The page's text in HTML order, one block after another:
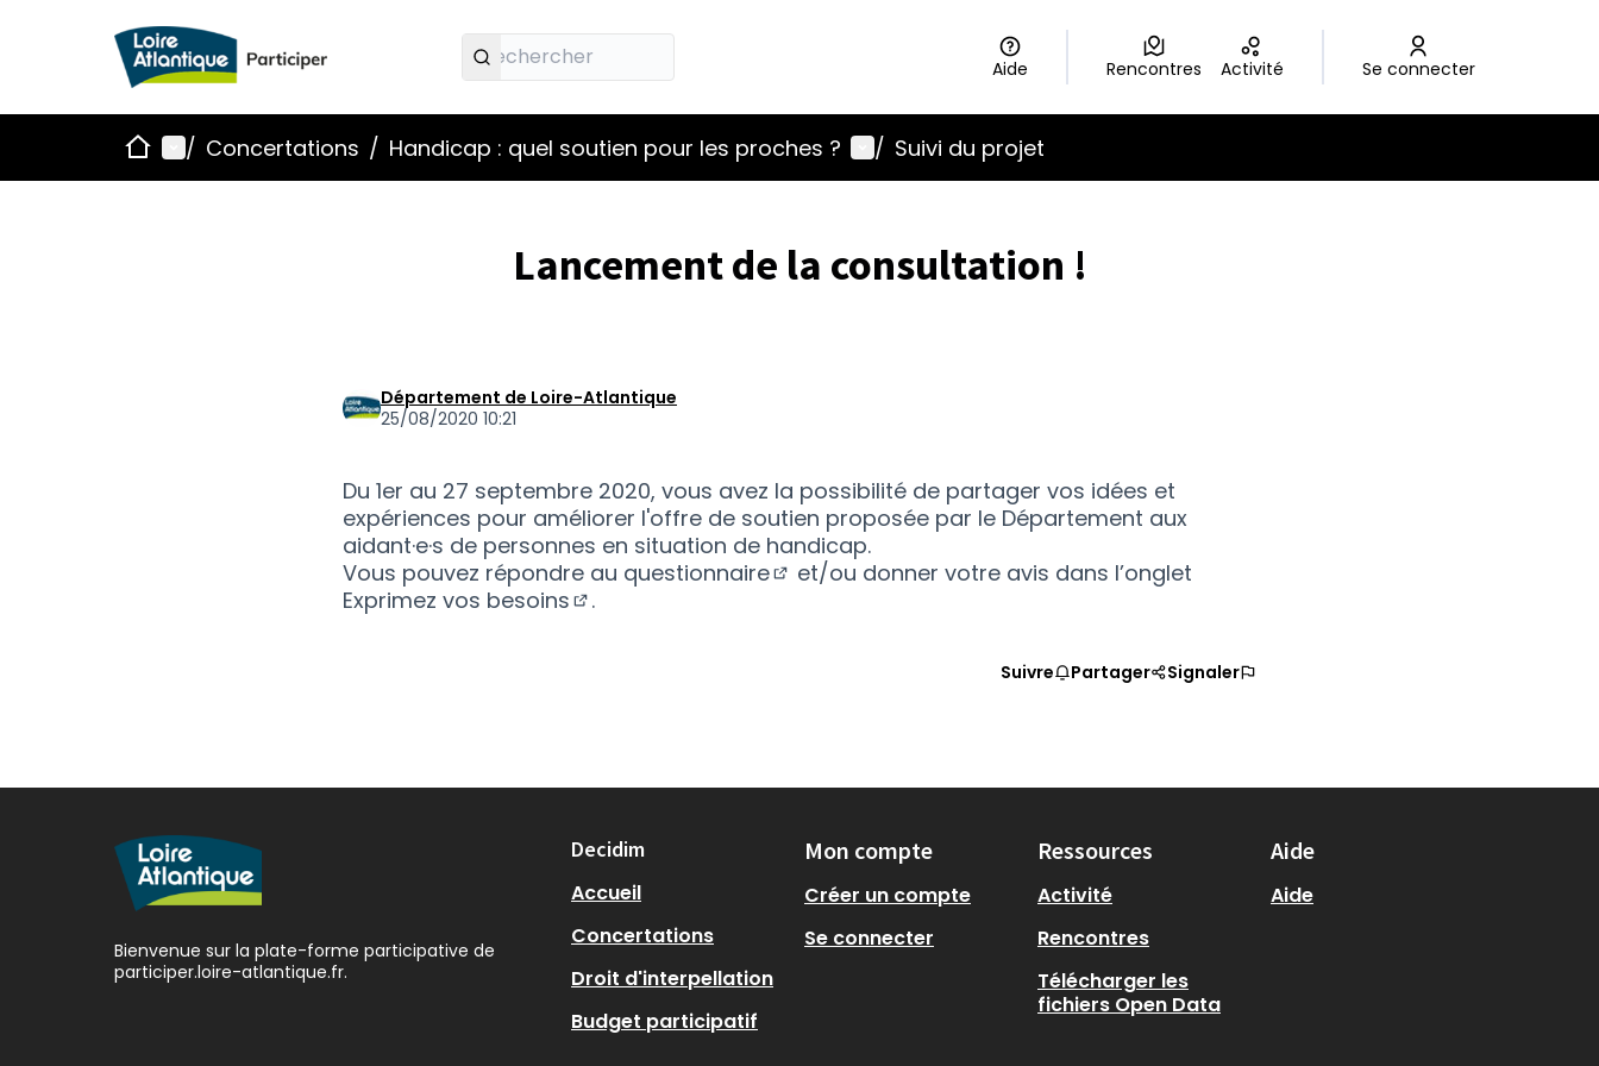
Aide Rencontres Activité Se connecter
AccueilMenu principal
/ Concertations / Handicap : quel soutien pour les proches ? Menu utilisateur
/ Suivi du projet
Lancement de la consultation !
Département de Loire-Atlantique
25/08/2020 10:21
Du 1er au 27 septembre 2020, vous avez la possibilité de partager vos idées et
expériences pour améliorer l'offre de soutien proposée par le Département aux
aidant·e·s de personnes en situation de handicap.
Vous pouvez répondre au questionnaire
(Nouvelle fenêtre)
et/ou donner votre avis dans l’onglet
Exprimez vos besoins
.
Suivre Partager Signaler
Bienvenue sur la plate-forme participative de
participer.loire-atlantique.fr.
Decidim
Accueil
Concertations
Droit d'interpellation
Budget participatif
Mon compte
Créer un compte
Se connecter
Ressources
Activité
Rencontres
Télécharger les
fichiers Open Data
Aide
Aide